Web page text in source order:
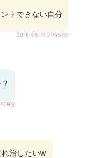
トできない自分
2016-05-11 21時51分
09分
治したいw